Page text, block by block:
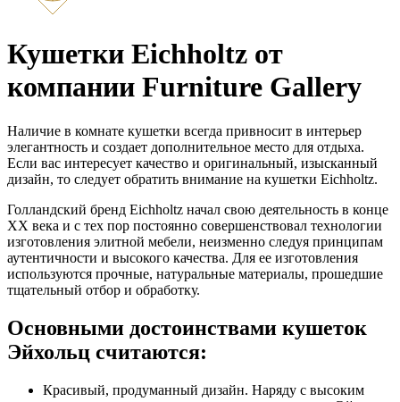
Кушетки Eichholtz от
компании Furniture Gallery
Наличие в комнате кушетки всегда привносит в интерьер
элегантность и создает дополнительное место для отдыха.
Если вас интересует качество и оригинальный, изысканный
дизайн, то следует обратить внимание на кушетки Eichholtz.
Голландский бренд Eichholtz начал свою деятельность в конце
ХХ века и с тех пор постоянно совершенствовал технологии
изготовления элитной мебели, неизменно следуя принципам
аутентичности и высокого качества. Для ее изготовления
используются прочные, натуральные материалы, прошедшие
тщательный отбор и обработку.
Основными достоинствами кушеток
Эйхольц считаются:
Красивый, продуманный дизайн. Наряду с высоким